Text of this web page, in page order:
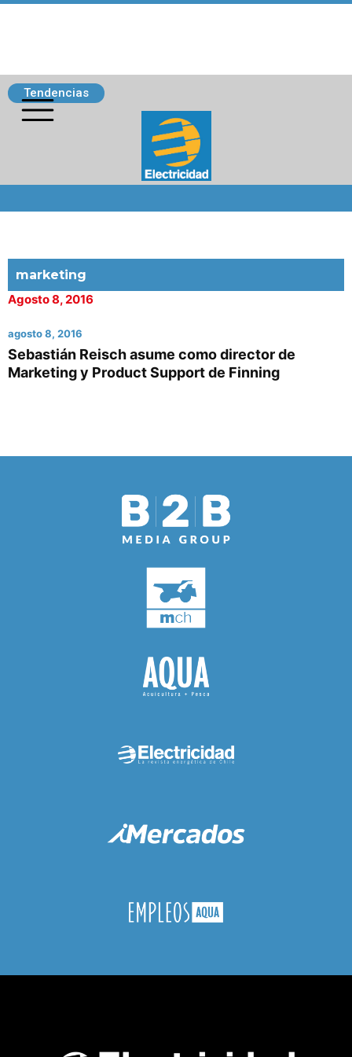
Tendencias
marketing
Agosto 8, 2016
agosto 8, 2016
Sebastián Reisch asume como director de
Marketing y Product Support de Finning